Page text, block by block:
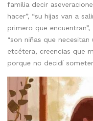
familia decir
hacer”, “su hijas van a
primero que
“son niñas que
etcétera, creencias que
porque no decidí